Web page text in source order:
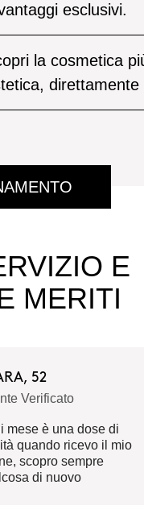
esclusivi.
la cosmetica
E
MERITI
52
Verificato
mese è una dose di
quando ricevo il mio
scopro sempre
di nuovo